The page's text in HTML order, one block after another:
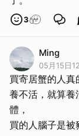
3
Ming
05月15日
買寄居蟹的人真
養不活，就算養
體，
買的人腦子是被